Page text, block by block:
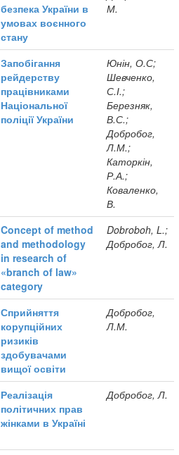
безпека України в
умовах воєнного
стану
М.
Запобігання
рейдерству
працівниками
Національної
поліції України
Юнін, О.С;
Шевченко,
С.І.;
Березняк,
В.С.;
Добробог,
Л.М.;
Каторкін,
Р.А.;
Коваленко,
В.
Concept of method
and methodology
in research of
«branch of law»
category
Dobroboh, L.;
Добробог, Л.
Сприйняття
корупційних
ризиків
здобувачами
вищої освіти
Добробог,
Л.М.
Реалізація
політичних прав
жінками в Україні
Добробог, Л.